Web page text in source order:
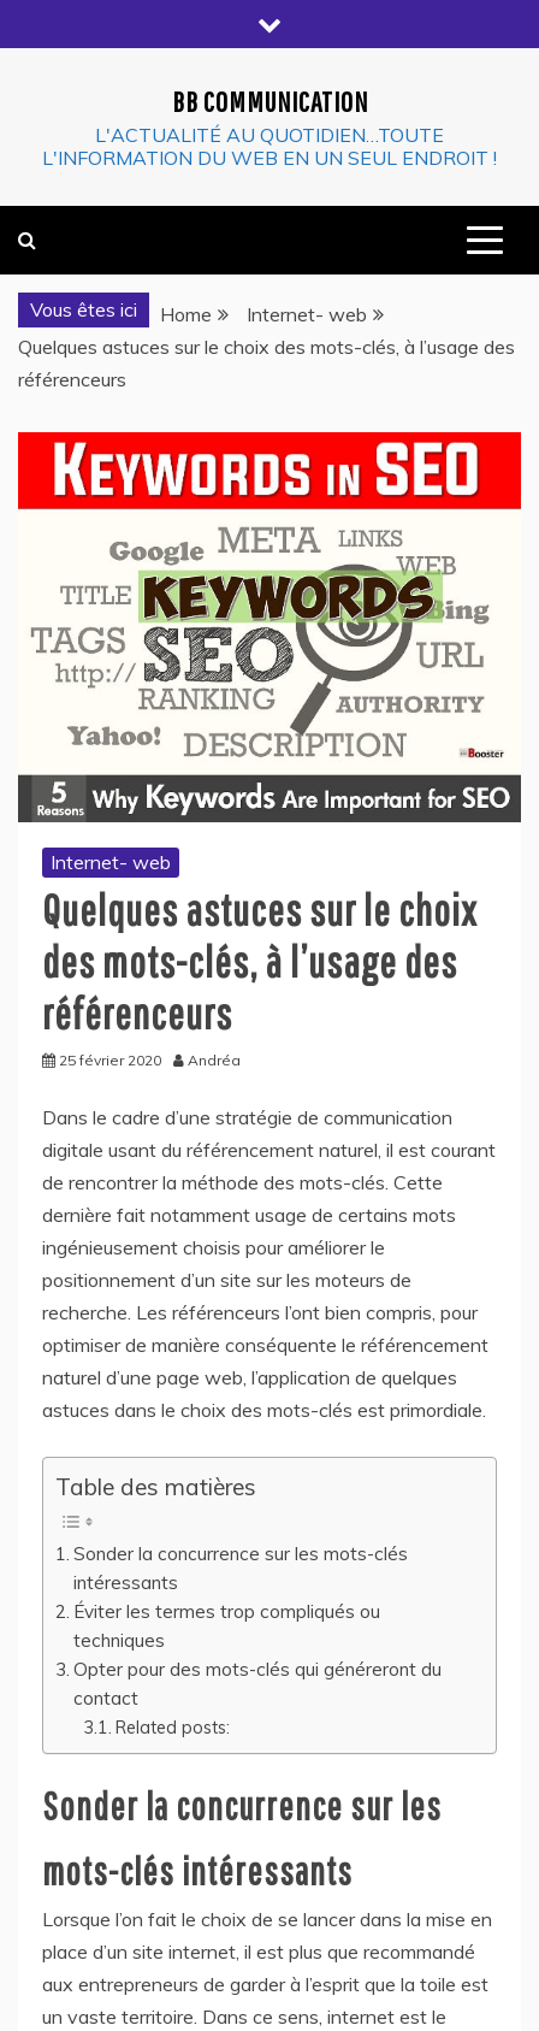
to
BB COMMUNICATION
L'ACTUALITÉ AU QUOTIDIEN…TOUTE
L'INFORMATION DU WEB EN UN SEUL ENDROIT !
Vous êtes ici Home
Internet- web
Quelques astuces sur le choix des mots-clés, à l’usage des
référenceurs
Internet- web
Quelques astuces sur le choix
des mots-clés, à l’usage des
référenceurs
25 février 2020 Andréa
Dans le cadre d’une stratégie de communication
digitale usant du référencement naturel, il est courant
de rencontrer la méthode des mots-clés. Cette
dernière fait notamment usage de certains mots
ingénieusement choisis pour améliorer le
positionnement d’un site sur les moteurs de
recherche. Les référenceurs l’ont bien compris, pour
optimiser de manière conséquente le référencement
naturel d’une page web, l’application de quelques
astuces dans le choix des mots-clés est primordiale.
Table des matières
Sonder la concurrence sur les mots-clés
intéressants
Éviter les termes trop compliqués ou
techniques
Opter pour des mots-clés qui généreront du
contact
Related posts:
Sonder la concurrence sur les
mots-clés intéressants
Lorsque l’on fait le choix de se lancer dans la mise en
place d’un site internet, il est plus que recommandé
aux entrepreneurs de garder à l’esprit que la toile est
un vaste territoire. Dans ce sens, internet est le